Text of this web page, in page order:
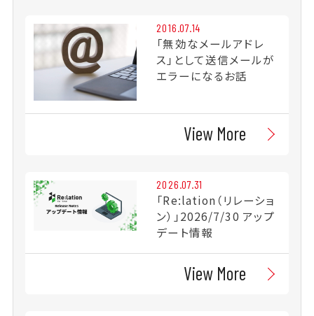
2016.07.14
「無効なメールアドレ
ス」として送信メールが
エラーになるお話
View More
2026.07.31
「Re:lation（リレーショ
ン）」2026/7/30 アップ
デート情報
View More